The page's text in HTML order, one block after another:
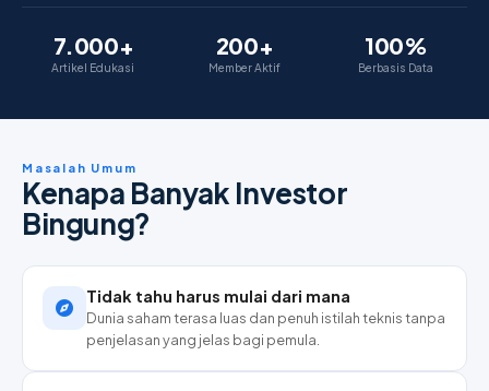
7.000+
Artikel Edukasi
200+
Member Aktif
100%
Berbasis Data
Masalah Umum
Kenapa Banyak Investor
Bingung?
Tidak tahu harus mulai dari mana
Dunia saham terasa luas dan penuh istilah teknis tanpa
penjelasan yang jelas bagi pemula.